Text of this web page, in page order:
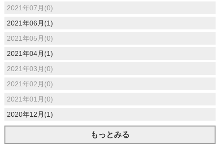
2021年07月(0)
2021年06月(1)
2021年05月(0)
2021年04月(1)
2021年03月(0)
2021年02月(0)
2021年01月(0)
2020年12月(1)
もっとみる